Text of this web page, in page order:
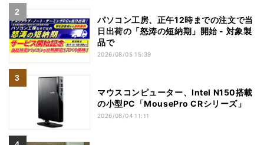
パソコン工房、正午12時までの注文で当
日出荷の「怒涛の短納期」開始 - 対象製
品で
2026/08/05 15:39
マウスコンピューター、Intel N150搭載
の小型PC「MousePro CRシリーズ」
2026/08/04 11:11